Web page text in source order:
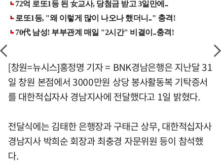
[창원=뉴시스]홍정명 기자 = BNK경남은행은 지난달 31
일 창원 본점에서 3000만원 상당 봉사활동복 기탁증서
를 대한적십자사 경남지사에 전달했다고 1일 밝혔다.
전달식에는 김태한 은행장과 구태근 상무, 대한적십자사
경남지사 박희순 회장과 최충경 자문위원 등이 참석했
다.